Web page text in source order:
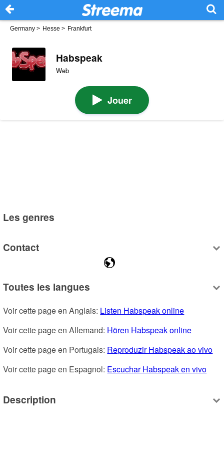
Germany > Hesse > Frankfurt
Habspeak
Web
Jouer
Les genres
Contact
Toutes les langues
Voir cette page en Anglais: Listen Habspeak online
Voir cette page en Allemand: Hören Habspeak online
Voir cette page en Portugais: Reproduzir Habspeak ao vivo
Voir cette page en Espagnol: Escuchar Habspeak en vivo
Description